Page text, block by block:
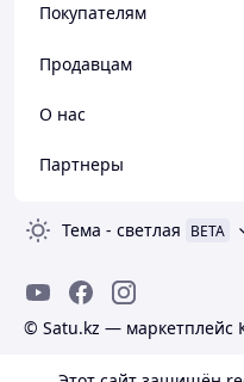
Покупателям
Продавцам
О нас
Партнеры
Тема - светлая BETA
© Satu.kz — маркетплейс